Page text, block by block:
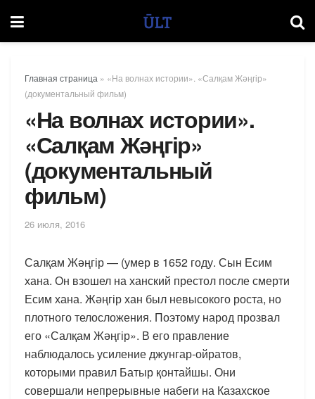
Главная страница » «На волнах истории». «Салқам Жәңгір»
(документальный фильм)
«На волнах истории».
«Салқам Жәңгір»
(документальный
фильм)
26 июля, 2016
Салқам Жәңгір — (умер в 1652 году. Сын Есим
хана. Он взошел на ханский престол после смерти
Есим хана. Жәңгір хан был невысокого роста, но
плотного телосложения. Поэтому народ прозвал
его «Салқам Жәңгір». В его правление
наблюдалось усиление джунгар-ойратов,
которыми правил Батыр қонтайшы. Они
совершали непрерывные набеги на Казахское